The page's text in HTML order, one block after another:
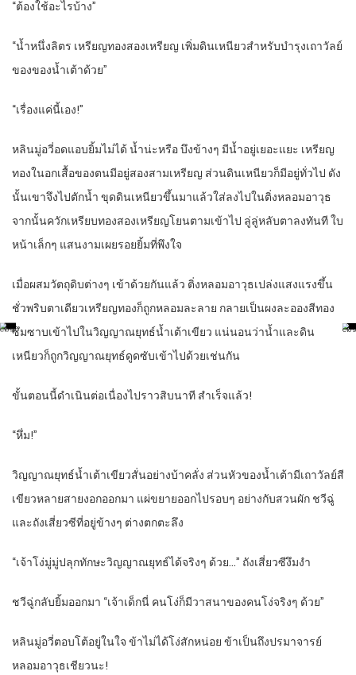
“ต้องใช้อะไรบ้าง”
“น้ำหนึ่งลิตร เหรียญทองสองเหรียญ เพิ่มดินเหนียวสำหรับบำรุงเถาวัลย์
ของของน้ำเต้าด้วย”
“เรื่องแค่นี้เอง!”
หลินมู่อวี่อดแอบยิ้มไม่ได้ น้ำน่ะหรือ บึงข้างๆ มีน้ำอยู่เยอะแยะ เหรียญ
ทองในอกเสื้อของตนมีอยู่สองสามเหรียญ ส่วนดินเหนียวก็มีอยู่ทั่วไป ดัง
นั้นเขาจึงไปตักน้ำ ขุดดินเหนียวขึ้นมาแล้วใส่ลงไปในติ่งหลอมอาวุธ
จากนั้นควักเหรียบทองสองเหรียญโยนตามเข้าไป ลู่ลู่หลับตาลงทันที ใบ
หน้าเล็กๆ แสนงามเผยรอยยิ้มที่พึงใจ
เมื่อผสมวัตถุดิบต่างๆ เข้าด้วยกันแล้ว ติ่งหลอมอาวุธเปล่งแสงแรงขึ้น
ชั่วพริบตาเดียวเหรียญทองก็ถูกหลอมละลาย กลายเป็นผงละอองสีทอง
ซึมซาบเข้าไปในวิญญาณยุทธ์น้ำเต้าเขียว แน่นอนว่าน้ำและดิน
เหนียวก็ถูกวิญญาณยุทธ์ดูดซับเข้าไปด้วยเช่นกัน
ขั้นตอนนี้ดำเนินต่อเนื่องไปราวสิบนาที สำเร็จแล้ว!
“หึ่ม!”
วิญญาณยุทธ์น้ำเต้าเขียวสั่นอย่างบ้าคลั่ง ส่วนหัวของน้ำเต้ามีเถาวัลย์สี
เขียวหลายสายงอกออกมา แผ่ขยายออกไปรอบๆ อย่างกับสวนผัก ชวีฉู่
และถังเสี่ยวซีที่อยู่ข้างๆ ต่างตกตะลึง
“เจ้าโง่มู่มู่ปลุกทักษะวิญญาณยุทธ์ได้จริงๆ ด้วย…” ถังเสี่ยวซีงึมงำ
ชวีฉู่กลับยิ้มออกมา “เจ้าเด็กนี่ คนโง่ก็มีวาสนาของคนโง่จริงๆ ด้วย”
หลินมู่อวี่ตอบโต้อยู่ในใจ ข้าไม่ได้โง่สักหน่อย ข้าเป็นถึงปรมาจารย์
หลอมอาวุธเชียวนะ!